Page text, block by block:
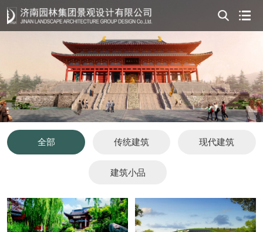
全部 传统建筑 现代建筑
建筑小品